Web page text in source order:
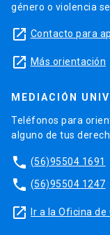
género o violencia
launch Contacto para
launch Más orientación
MEDIACIÓN
Teléfonos para
alguno de tus
phone (56)95504 1691
phone (56)95504 1247
launch Ir a la Oficina de